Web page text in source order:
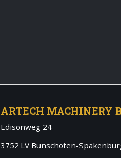
ARTECH MACHINERY
Edisonweg 24
3752 LV Bunschoten-